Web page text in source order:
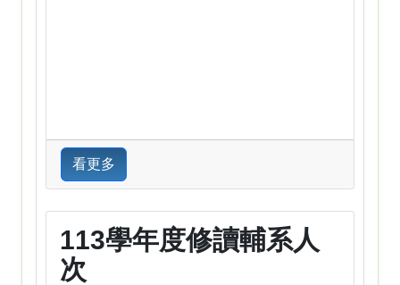
看更多
113學年度修讀輔系人
次